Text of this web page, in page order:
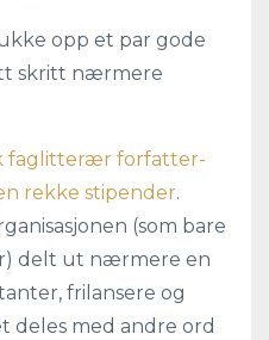
opp et par gode
skritt nærmere
faglitterær forfatter-
rekke stipender.
(som bare
delt ut nærmere en
frilansere og
deles med andre ord